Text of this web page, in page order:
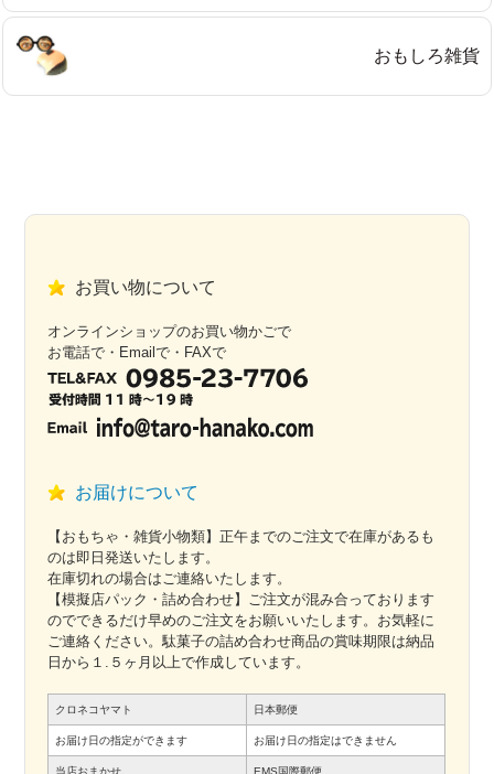
おもしろ雑貨
お買い物について
オンラインショップのお買い物かごで
お電話で・Emailで・FAXで
お届けについて
【おもちゃ・雑貨小物類】正午までのご注文で在庫があるも
のは即日発送いたします。
在庫切れの場合はご連絡いたします。
【模擬店パック・詰め合わせ】ご注文が混み合っております
のでできるだけ早めのご注文をお願いいたします。お気軽に
ご連絡ください。駄菓子の詰め合わせ商品の賞味期限は納品
日から１.５ヶ月以上で作成しています。
クロネコヤマト 日本郵便
お届け日の指定ができます お届け日の指定はできません
当店おまかせ EMS国際郵便